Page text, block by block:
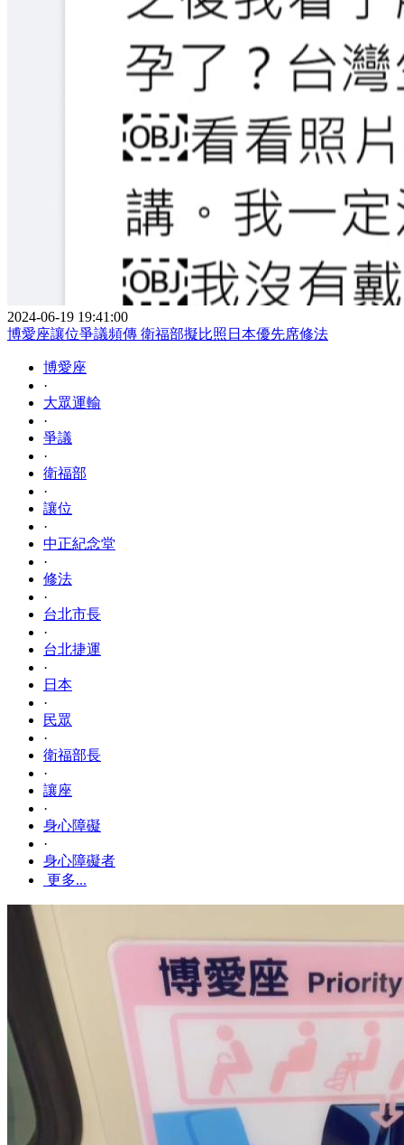
2024-06-19 19:41:00
博愛座讓位爭議頻傳 衛福部擬比照日本優先席修法
博愛座
·
大眾運輸
·
爭議
·
衛福部
·
讓位
·
中正紀念堂
·
修法
·
台北市長
·
台北捷運
·
日本
·
民眾
·
衛福部長
·
讓座
·
身心障礙
·
身心障礙者
更多...